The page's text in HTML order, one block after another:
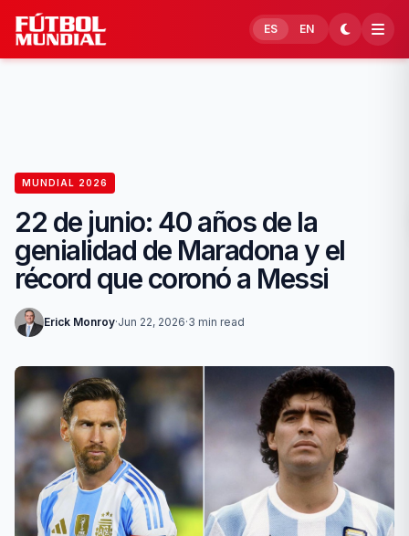
Skip to content
ES EN
MUNDIAL 2026
22 de junio: 40 años de la
genialidad de Maradona y el
récord que coronó a Messi
Erick Monroy·Jun 22, 2026·3 min read